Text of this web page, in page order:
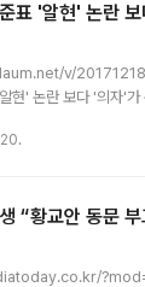
표 '알현' 논란
v/
현' 논란 보다 '의자'
내일 팩트체크 시간
렇습니다. 먼저 잠깐
어에 사진 한 장과 글
“황교안 동문